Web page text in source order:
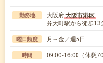
勤務地 大阪府大阪市港区
弁天町駅から徒歩
曜日頻度 月～金／週5日
時間 09:00-16:00（休憩